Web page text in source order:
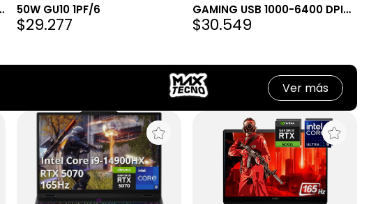
50W GU10 1PF/6
$29.277
GAMING USB 1000-6400 DPI
RGB
$30.549
Ver más